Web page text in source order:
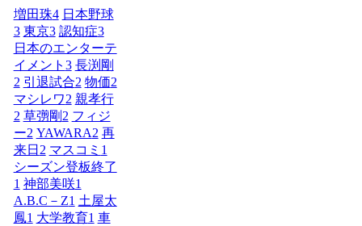
増田珠4 日本野球
3 東京3 認知症3
日本のエンターテ
イメント 3 長渕剛
2 引退試合2 物価2
マシレワ2 親孝行
2 草彅剛 2 フィジ
ー2 YAWARA2 再
来日 2 マスコミ 1
シーズン登板終了
1 神部美咲1
A.B.C－Z1 土屋太
鳳1 大学教育1 車